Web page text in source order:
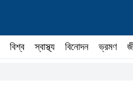
বিশ্ব স্বাস্থ্য বিনোদন ভ্রমণ